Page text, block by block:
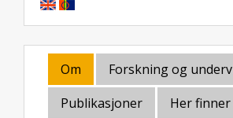
Om
Forskning og
Publikasjoner
Her